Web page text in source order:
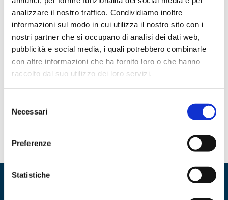
analizzare il nostro traffico. Condividiamo inoltre
informazioni sul modo in cui utilizza il nostro sito con i
nostri partner che si occupano di analisi dei dati web,
pubblicità e social media, i quali potrebbero combinarle
con altre informazioni che ha fornito loro o che hanno
raccolto dal suo utilizzo dei loro servizi.
delNecessari
Preferenze
Statistiche
10 Gennaio 2025
Consorzio Europa
Fondato nel 1999 da nove imprenditori visionari e guidato da un
Presidente con esperienza pluriennale, Consorzio Europa è una
Liguria, Veneto e Toscana. Sede Legale: Via Del Benessere, 29
- 27010 SIZIANO (PV) Telefono: 0382610340 Partita Iva: […]